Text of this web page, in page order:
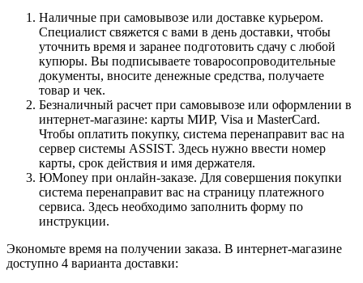
Наличные при самовывозе или доставке курьером.
Специалист свяжется с вами в день доставки, чтобы
уточнить время и заранее подготовить сдачу с любой
купюры. Вы подписываете товаросопроводительные
документы, вносите денежные средства, получаете
товар и чек.
Безналичный расчет при самовывозе или оформлении в
интернет-магазине: карты МИР, Visa и MasterCard.
Чтобы оплатить покупку, система перенаправит вас на
сервер системы ASSIST. Здесь нужно ввести номер
карты, срок действия и имя держателя.
ЮMoney при онлайн-заказе. Для совершения покупки
система перенаправит вас на страницу платежного
сервиса. Здесь необходимо заполнить форму по
инструкции.
Экономьте время на получении заказа. В интернет-магазине
доступно 4 варианта доставки: